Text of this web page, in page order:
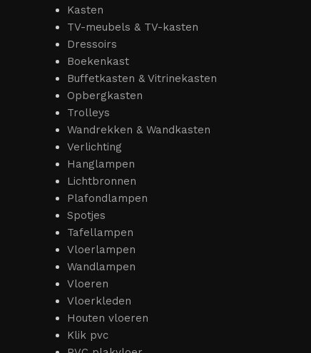
Kasten
TV-meubels & TV-kasten
Dressoirs
Boekenkast
Buffetkasten & Vitrinekasten
Opbergkasten
Trolleys
Wandrekken & Wandkasten
Verlichting
Hanglampen
Lichtbronnen
Plafondlampen
Spotjes
Tafellampen
Vloerlampen
Wandlampen
Vloeren
Vloerkleden
Houten vloeren
Klik pvc